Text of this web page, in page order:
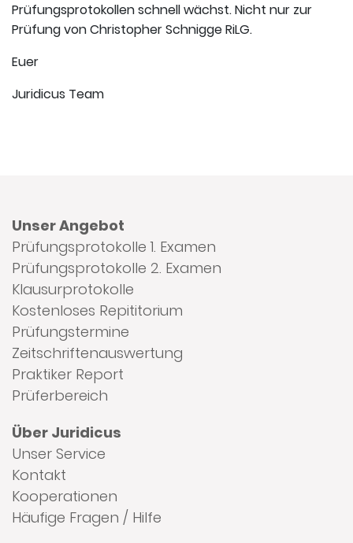
Prüfungsprotokollen schnell wächst. Nicht nur zur
Prüfung von Christopher Schnigge RiLG.
Euer
Juridicus Team
Unser Angebot
Prüfungsprotokolle 1. Examen
Prüfungsprotokolle 2. Examen
Klausurprotokolle
Kostenloses Repititorium
Prüfungstermine
Zeitschriftenauswertung
Praktiker Report
Prüferbereich
Über Juridicus
Unser Service
Kontakt
Kooperationen
Häufige Fragen / Hilfe